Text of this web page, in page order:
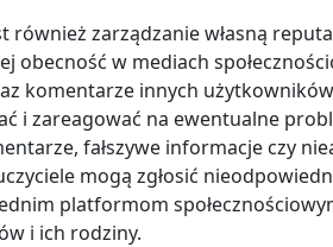
również zarządzanie własną
obecność w mediach
komentarze innych
i zareagować na ewentualne
fałszywe informacje czy
mogą zgłosić
platformom
i ich rodziny.